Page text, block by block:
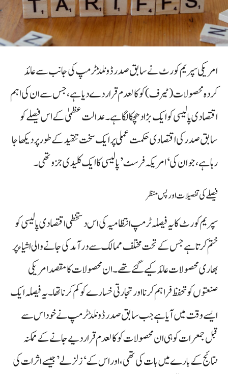
امریکی سپریم کورٹ نے سابق صدر ڈونلڈ ٹرمپ کی جانب سے عائد
کردہ محصولات (ٹیرف) کو کالعدم قرار دے دیا ہے، جس سے ان کی اہم
اقتصادی پالیسی کو ایک بڑا دھچکا لگا ہے۔ عدالت عظمیٰ کے اس فیصلے کو
سابق صدر کی اقتصادی حکمت عملی پر ایک سخت تنقید کے طور پر دیکھا جا
رہا ہے، جو ان کی ‘امریکہ فرسٹ’ پالیسی کا ایک کلیدی جزو تھی۔
فیصلے کی تفصیلات اور پس منظر
سپریم کورٹ کا یہ فیصلہ ٹرمپ انتظامیہ کی اس دستخطی اقتصادی پالیسی کو
ختم کرتا ہے جس کے تحت مختلف ممالک سے درآمد کی جانے والی اشیاء پر
بھاری محصولات عائد کیے گئے تھے۔ ان محصولات کا مقصد امریکی
صنعتوں کو تحفظ فراہم کرنا اور تجارتی خسارے کو کم کرنا تھا۔ یہ فیصلہ ایک
ایسے وقت میں آیا ہے جب سابق صدر ڈونلڈ ٹرمپ نے خود اس سے
قبل جمعرات کو ہی ان محصولات کو کالعدم قرار دیے جانے کے ممکنہ
نتائج کے بارے میں بات کی تھی، اور اس کے ‘زلزلے’ جیسے اثرات کی